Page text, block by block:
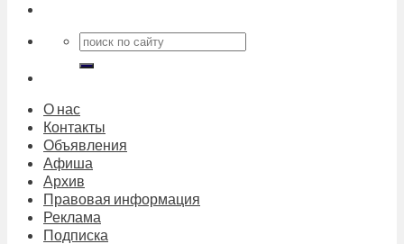
О нас
Контакты
Объявления
Афиша
Архив
Правовая информация
Реклама
Подписка